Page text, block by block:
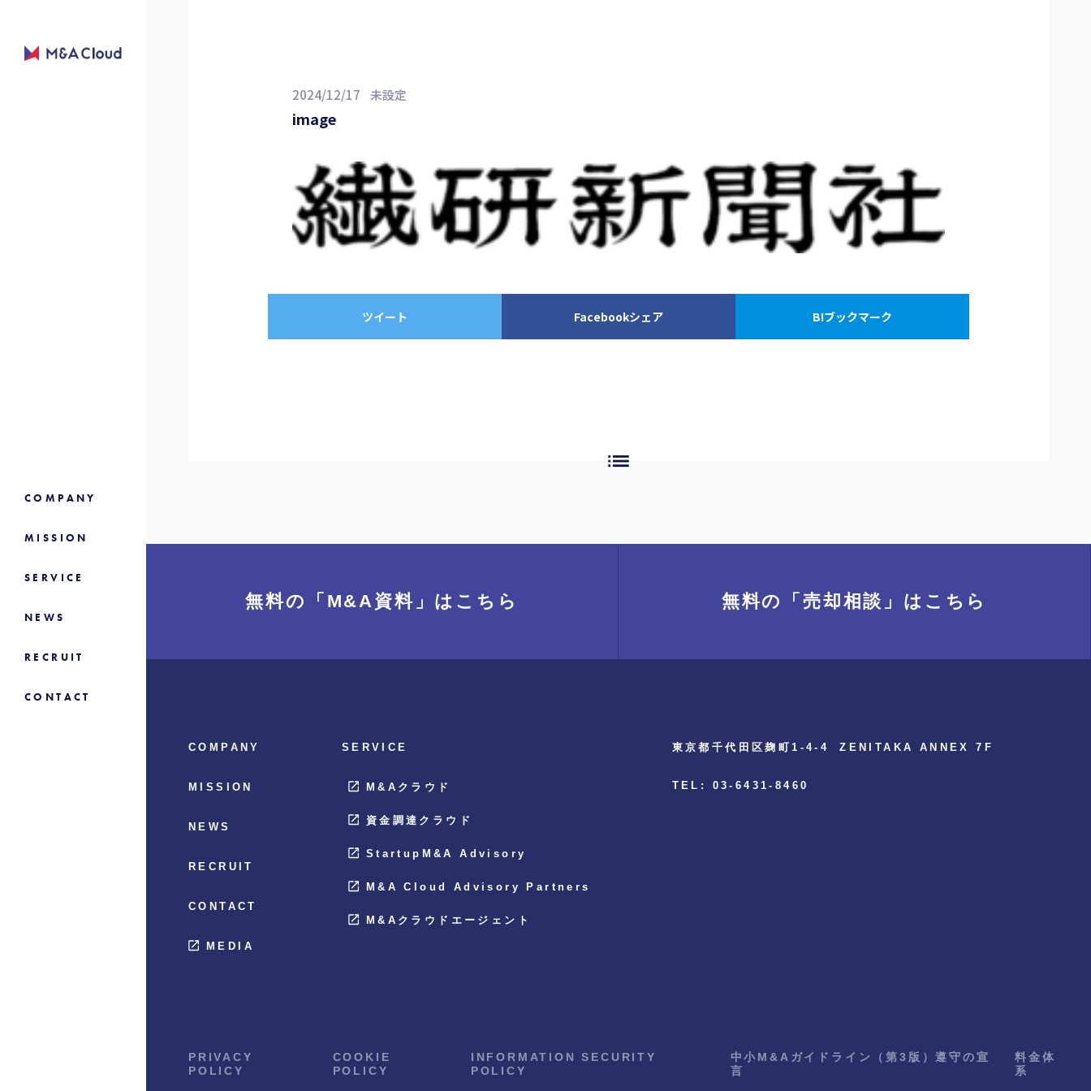
2024/12/17 未設定
image
ツイート Facebookシェア B!ブックマーク
list
無料の「M&A資料」 はこちら 無料の「売却相談」 はこちら
COMPANY
MISSION
NEWS
RECRUIT
CONTACT
MEDIA
SERVICE
M&Aクラウド
資金調達クラウド
StartupM&A Advisory
M&A Cloud Advisory Partners
M&Aクラウドエージェント
東京都千代田区麹町1-4-4 ZENITAKA ANNEX 7F
TEL: 03-6431-8460
PRIVACY
POLICY
COOKIE
POLICY
INFORMATION SECURITY
POLICY
中小M&Aガイドライン（第3版）遵守の宣
言
料金体
系
COMPANY
MISSION
SERVICE
NEWS
RECRUIT
CONTACT